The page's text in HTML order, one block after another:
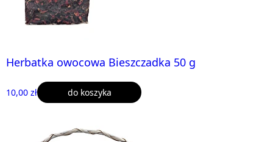
Herbatka owocowa Bieszczadka 50 g
10,00 zł do koszyka